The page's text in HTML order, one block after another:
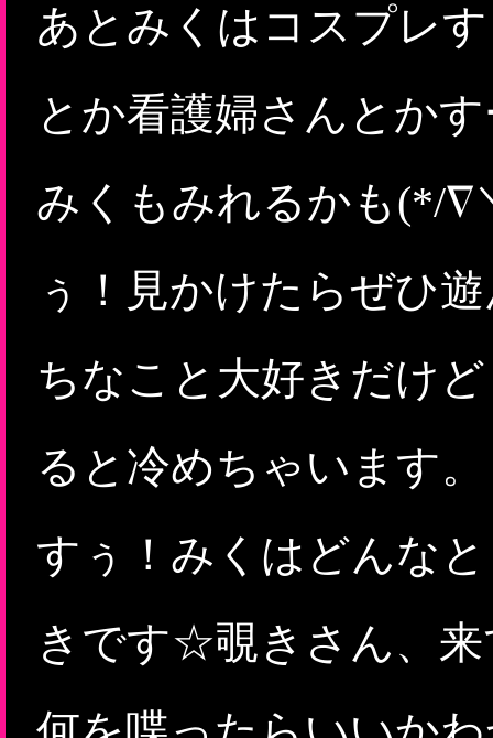
あとみくはコスプレ
とか看護婦さんとか
みくもみれるかも(*/∇
ぅ！見かけたらぜひ
ちなこと大好きだけ
ると冷めちゃいます
すぅ！みくはどんな
きです☆覗きさん、